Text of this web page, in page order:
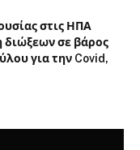
στις ΗΠΑ
διώξεων σε βάρος
για την Covid,